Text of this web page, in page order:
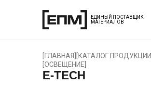
ЕДИНЫЙ ПОСТАВЩИК
МАТЕРИАЛОВ
ГЛАВНАЯ КАТАЛОГ ПРОДУКЦИИ
ОСВЕЩЕНИЕ
E-TECH